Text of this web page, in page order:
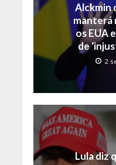
Alckmin
manterá
os EUA
de
2
Lula diz